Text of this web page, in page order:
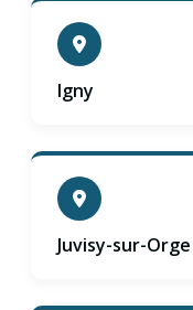
Igny
Juvisy-sur-Orge